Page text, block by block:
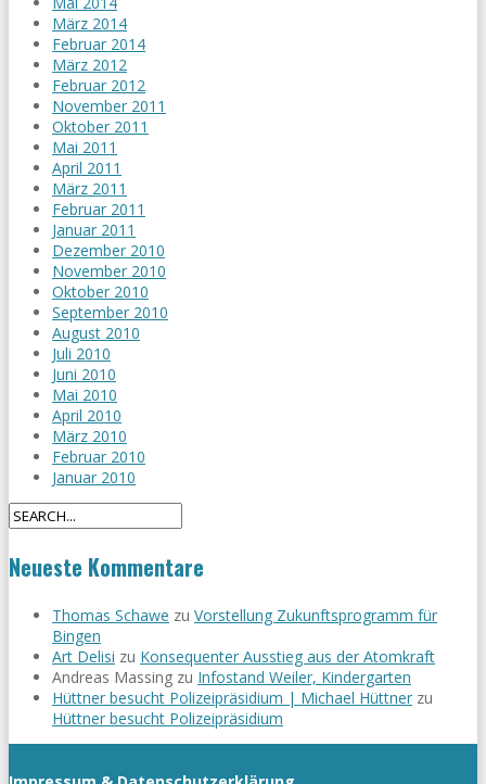
März 2014
Februar 2014
März 2012
Februar 2012
November 2011
Oktober 2011
Mai 2011
April 2011
März 2011
Februar 2011
Januar 2011
Dezember 2010
November 2010
Oktober 2010
September 2010
August 2010
Juli 2010
Juni 2010
Mai 2010
April 2010
März 2010
Februar 2010
Januar 2010
Neueste Kommentare
Thomas Schawe zu Vorstellung Zukunftsprogramm für
Bingen
Art Delisi zu Konsequenter Ausstieg aus der Atomkraft
Andreas Massing zu Infostand Weiler, Kindergarten
Hüttner besucht Polizeipräsidium | Michael Hüttner zu
Hüttner besucht Polizeipräsidium